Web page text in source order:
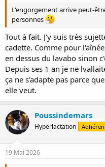
L'engorgement arrive peut-
personnes
Tout à fait. J'y suis très
cadette. Comme pour
en dessus du lavabo sinon
Depuis ses 1 an je ne
ça ne s'adapte pas parce
elle veut.
Poussindemars
Hyperlactation
19 Mai 2026